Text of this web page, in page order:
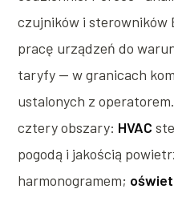
czujników i sterowników
pracę urządzeń do
taryfy — w granicach
ustalonych z
cztery obszary: HVAC
pogodą i jakością
harmonogramem;